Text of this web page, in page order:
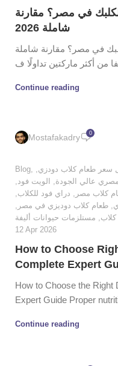
في مصر؟ مقارنة
شاملة 2026
في مصر؟ مقارنة شاملة
Continue reading
Mostafakadry 0
Blog, سعر طعام كلاب دودزي,
عالي الجودة, الويت فود,
كلاب مصر , دراي فود للكلاب,
, طعام كلاب دوديزي في مصر ,
كلاب, مستلزمات حيوانات أليفة
12 Apr 2026
How to Choose
Complete Expert
How to Choose the
Expert Guide Proper
Continue reading